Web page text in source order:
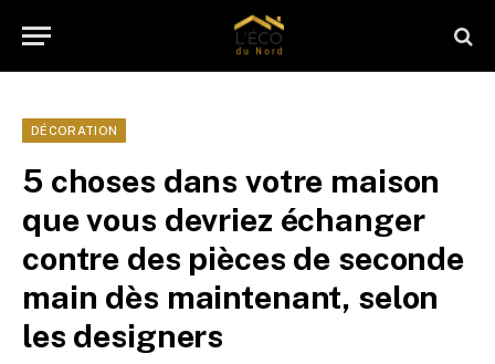
DÉCORATION
5 choses dans votre maison
que vous devriez échanger
contre des pièces de seconde
main dès maintenant, selon
les designers